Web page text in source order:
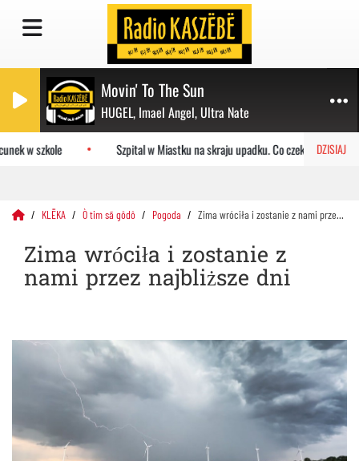
Movin' To The Sun
HUGEL, Imael Angel, Ultra Nate
DZISIAJ
w szkole Szpital w Miastku na skraju upadku. Co czeka placówkę?
KLËKA Ò tim sã gôdô Pogoda Zima wróciła i zostanie z nami przez najbliższe dni
Zima wróciła i zostanie z
nami przez najbliższe dni